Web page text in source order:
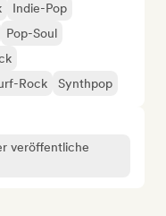
Indie-Pop
Pop-Soul
Rock Synthpop
veröffentliche